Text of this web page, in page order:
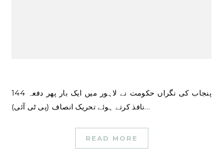
پنجاب کی نگراں حکومت نے لاہور میں ایک بار پھر دفعہ 144
نافذ کرتے ہوئے تحریک انصاف (پی ٹی آئی)…
READ MORE